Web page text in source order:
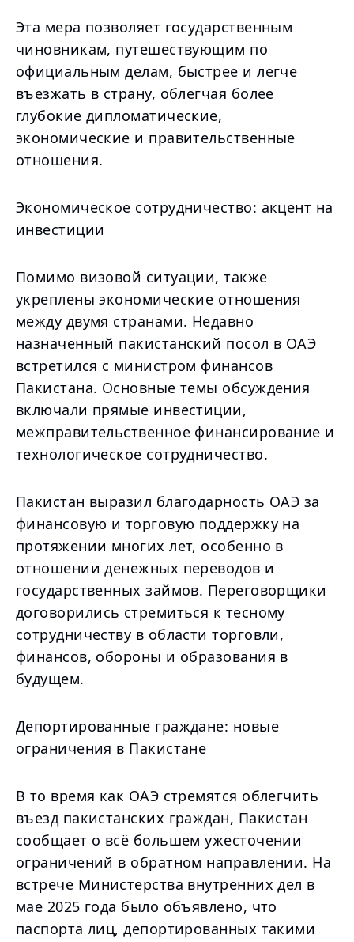
Эта мера позволяет государственным
чиновникам, путешествующим по
официальным делам, быстрее и легче
въезжать в страну, облегчая более
глубокие дипломатические,
экономические и правительственные
отношения.
Экономическое сотрудничество: акцент на
инвестиции
Помимо визовой ситуации, также
укреплены экономические отношения
между двумя странами. Недавно
назначенный пакистанский посол в ОАЭ
встретился с министром финансов
Пакистана. Основные темы обсуждения
включали прямые инвестиции,
межправительственное финансирование и
технологическое сотрудничество.
Пакистан выразил благодарность ОАЭ за
финансовую и торговую поддержку на
протяжении многих лет, особенно в
отношении денежных переводов и
государственных займов. Переговорщики
договорились стремиться к тесному
сотрудничеству в области торговли,
финансов, обороны и образования в
будущем.
Депортированные граждане: новые
ограничения в Пакистане
В то время как ОАЭ стремятся облегчить
въезд пакистанских граждан, Пакистан
сообщает о всё большем ужесточении
ограничений в обратном направлении. На
встрече Министерства внутренних дел в
мае 2025 года было объявлено, что
паспорта лиц, депортированных такими